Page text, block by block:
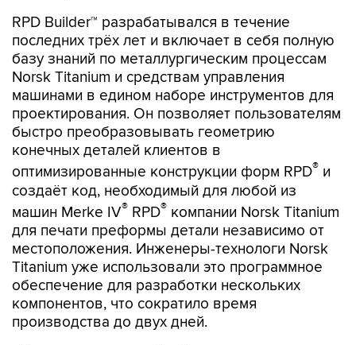
RPD Builder™ разрабатывался в течение
последних трёх лет и включает в себя полную
базу знаний по металлургическим процессам
Norsk Titanium и средствам управления
машинами в едином наборе инструментов для
проектирования. Он позволяет пользователям
быстро преобразовывать геометрию
конечных деталей клиентов в
оптимизированные конструкции форм RPD® и
создаёт код, необходимый для любой из
машин Merke IV® RPD® компании Norsk Titanium
для печати преформы детали независимо от
местоположения. Инженеры-технологи Norsk
Titanium уже использовали это программное
обеспечение для разработки нескольких
компонентов, что сократило время
производства до двух дней.